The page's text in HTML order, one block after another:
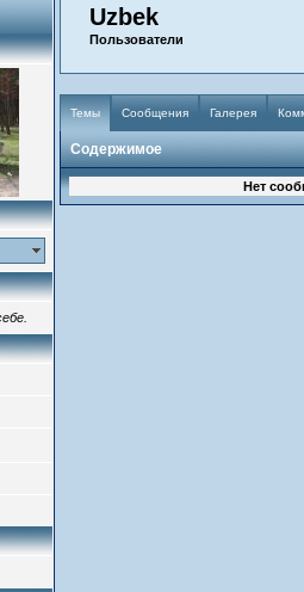
Uzbek
Пользователи
Темы Сообщения Галерея
Содержимое
Нет